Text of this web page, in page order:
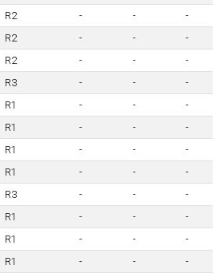
R2 - -
-
R2 - -
-
R2 - -
-
R3 - -
-
R1 - -
-
R1 - -
-
R1 - -
-
R1 - -
-
R3 - -
-
R1 - -
-
R1 - -
-
R1 - - -